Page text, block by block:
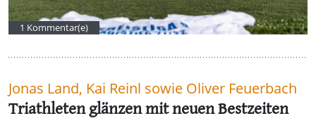
1 Kommentar(e)
Jonas Land, Kai Reinl sowie Oliver Feuerbach
Triathleten glänzen mit neuen Bestzeiten